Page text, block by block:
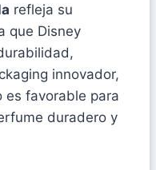
refleja su
que Disney
innovador,
es favorable para
duradero y